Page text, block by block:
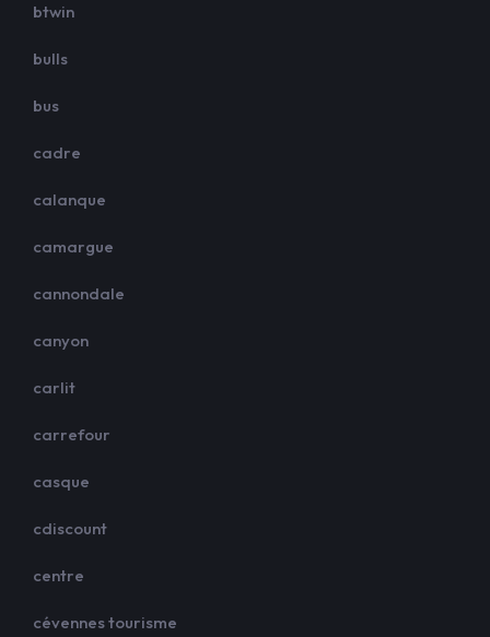
btwin
bulls
bus
cadre
calanque
camargue
cannondale
canyon
carlit
carrefour
casque
cdiscount
centre
cévennes tourisme